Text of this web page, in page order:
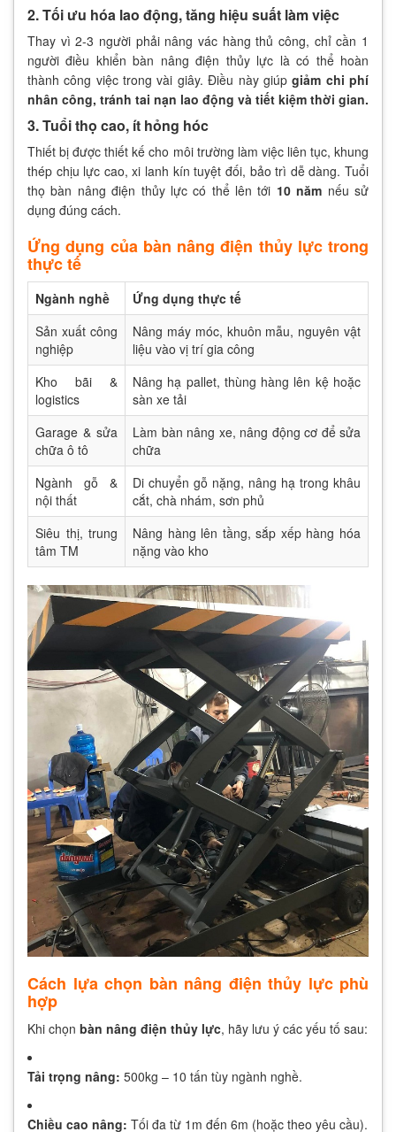
2. Tối ưu hóa lao động, tăng hiệu suất làm việc
Thay vì 2-3 người phải nâng vác hàng thủ công, chỉ cần 1
người điều khiển bàn nâng điện thủy lực là có thể hoàn
thành công việc trong vài giây. Điều này giúpgiảm chi phí
nhân công, tránh tai nạn lao động và tiết kiệm thời gian.
3. Tuổi thọ cao, ít hỏng hóc
Thiết bị được thiết kế cho môi trường làm việc liên tục, khung
thép chịu lực cao, xi lanh kín tuyệt đối, bảo trì dễ dàng. Tuổi
thọ bàn nâng điện thủy lực có thể lên tới 10 năm nếu sử
dụng đúng cách.
Ứng dụng của bàn nâng điện thủy lực trong
thực tế
Ngành nghề
Ứng dụng thực tế
Sản xuất công
nghiệp
Nâng máy móc, khuôn mẫu, nguyên vật
liệu vào vị trí gia công
Kho bãi &
logistics
Nâng hạ pallet, thùng hàng lên kệ hoặc
sàn xe tải
Garage & sửa
chữa ô tô
Làm bàn nâng xe, nâng động cơ để sửa
chữa
Ngành gỗ &
nội thất
Di chuyển gỗ nặng, nâng hạ trong khâu
cắt, chà nhám, sơn phủ
Siêu thị, trung
tâm TM
Nâng hàng lên tầng, sắp xếp hàng hóa
nặng vào kho
Cách lựa chọn bàn nâng điện thủy lực phù
hợp
Khi chọn bàn nâng điện thủy lực, hãy lưu ý các yếu tố sau:
Tải trọng nâng: 500kg – 10 tấn tùy ngành nghề.
Chiều cao nâng: Tối đa từ 1m đến 6m (hoặc theo yêu cầu).